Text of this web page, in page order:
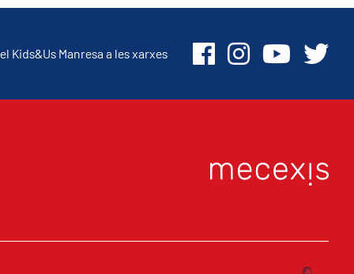
Kids&Us Manresa a les xarxes